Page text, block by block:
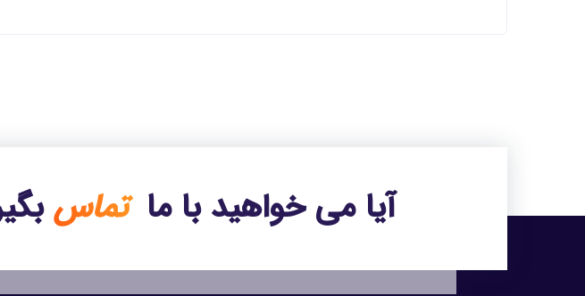
آیا می خواهید با ما تماس